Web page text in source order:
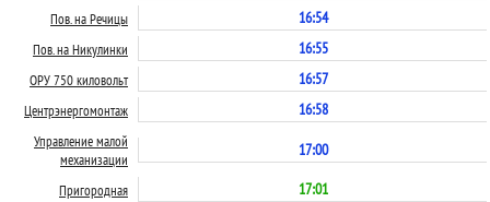
Пов. на Речицы 16:54
Пов. на Никулинки 16:55
ОРУ 750 киловольт 16:57
Центрэнергомонтаж 16:58
Управление малой
механизации
17:00
Пригородная 17:01